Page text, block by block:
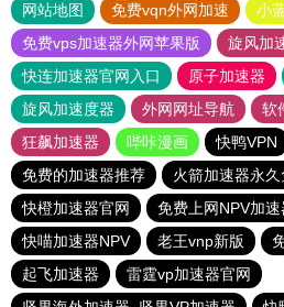
网站地图 免费vqn外网加速
小
免费vps加速器外网苹果版
旋风加
快连加速器官网入口
原子加速器
旋风加速度器
外网网址导航 软
狂飙加速器
哔咔漫画 快鸭VPN
免费的加速器推荐
火箭加速器永
快橙加速器官网
免费上网NPV加速
快喵加速器NPV
老王vnp新版
起飞加速器
雷霆vp加速器官网